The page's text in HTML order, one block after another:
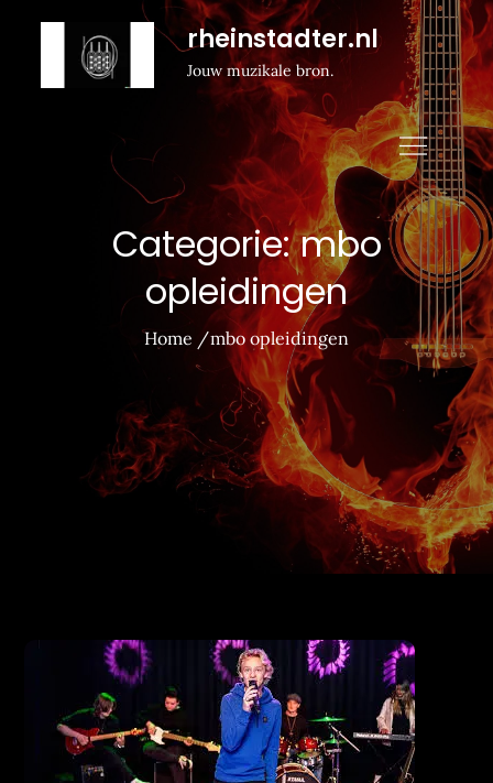
rheinstadter.nl
Jouw muzikale bron.
Categorie:mbo
opleidingen
Home mbo opleidingen